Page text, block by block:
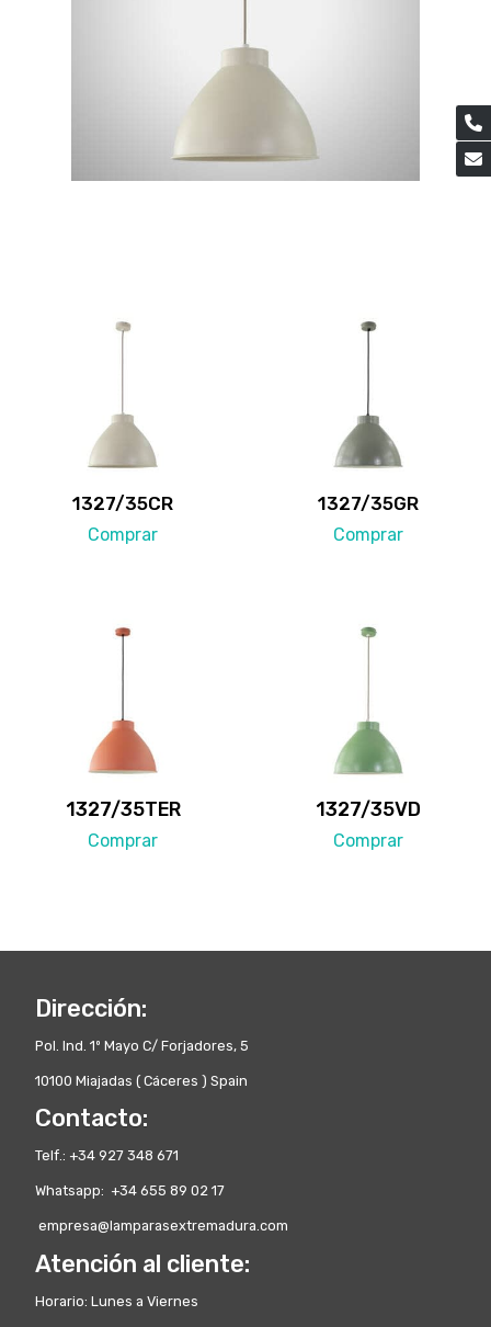
1327/35CR
Comprar
1327/35GR
Comprar
1327/35TER
Comprar
1327/35VD
Comprar
Dirección:
Pol. Ind. 1º Mayo C/ Forjadores, 5
10100 Miajadas ( Cáceres ) Spain
Contacto:
Telf.: +34 927 348 671
Whatsapp: +34 655 89 02 17
empresa@lamparasextremadura.com
Atención al cliente:
Horario: Lunes a Viernes